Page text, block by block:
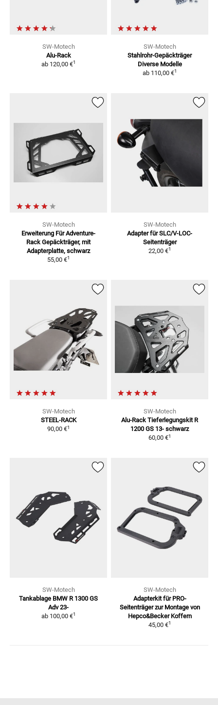
SW-Motech
Alu-Rack
ab 120,00 €1
SW-Motech
Stahlrohr-Gepäckträger
Diverse Modelle
ab 110,00 €1
SW-Motech
Erweiterung Für Adventure-
Rack Gepäckträger, mit
Adapterplatte, schwarz
55,00 €1
SW-Motech
Adapter für SLC/V-LOC-
Seitenträger
22,00 €1
SW-Motech
STEEL-RACK
90,00 €1
SW-Motech
Alu-Rack Tieferlegungskit R
1200 GS 13- schwarz
60,00 €1
SW-Motech
Tankablage BMW R 1300 GS
Adv 23-
ab 100,00 €1
SW-Motech
Adapterkit für PRO-
Seitenträger zur Montage von
Hepco&Becker Koffern
45,00 €1